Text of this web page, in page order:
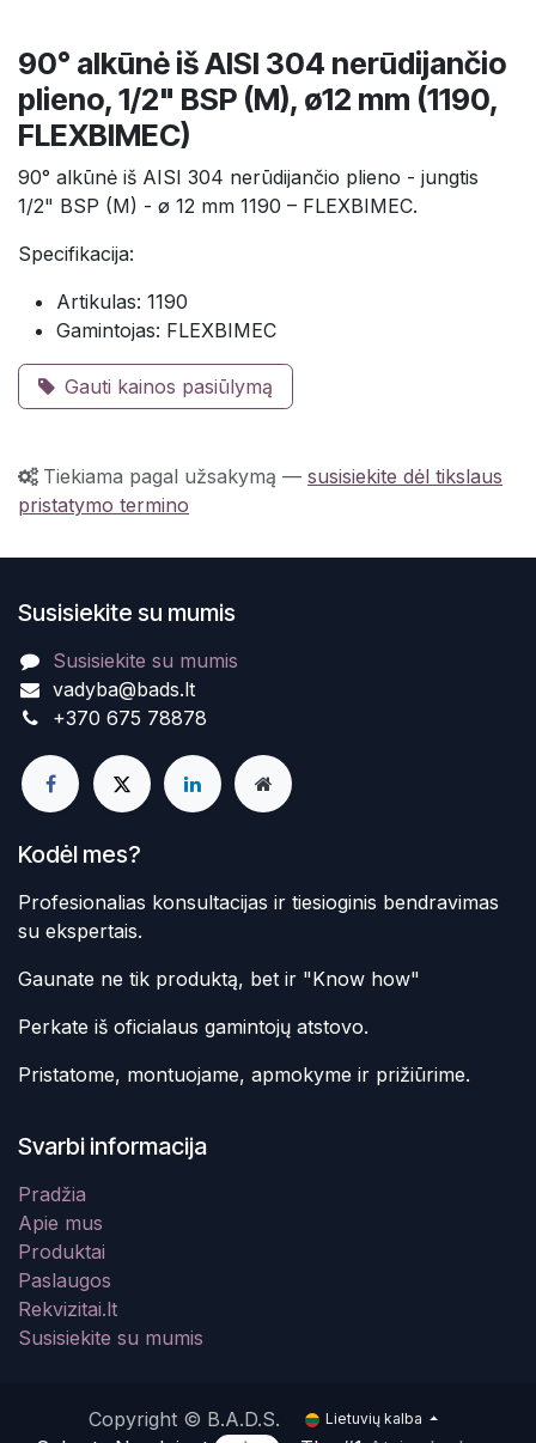
90° alkūnė iš AISI 304 nerūdijančio
plieno, 1/2" BSP (M), ø12 mm (1190,
FLEXBIMEC)
90° alkūnė iš AISI 304 nerūdijančio plieno - jungtis
1/2" BSP (M) - ø 12 mm 1190 – FLEXBIMEC.
Specifikacija:
Artikulas: 1190
Gamintojas: FLEXBIMEC
Gauti kainos pasiūlymą
Tiekiama pagal užsakymą — susisiekite dėl tikslaus
pristatymo termino
Susisiekite su mumis
Susisiekite su mumis
vadyba@bads.lt
+370 675 78878
Kodėl mes?
Profesionalias konsultacijas ir tiesioginis bendravimas
su ekspertais.
Gaunate ne tik produktą, bet ir "Know how"
Perkate iš oficialaus gamintojų atstovo.
Pristatome, montuojame, apmokyme ir prižiūrime.
Svarbi informacija
Pradžia
Apie mus
Produktai
Paslaugos
Rekvizitai.lt
Susisiekite su mumis
Copyright © B.A.D.S. Lietuvių kalba